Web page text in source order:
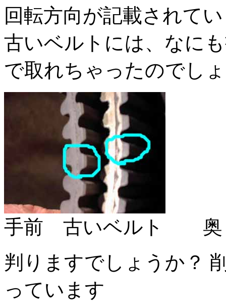
回転方向が記載されて
古いベルトには、なに
で取れちゃったのでし
手前 古いベルト 奥
判りますでしょうか？
っています